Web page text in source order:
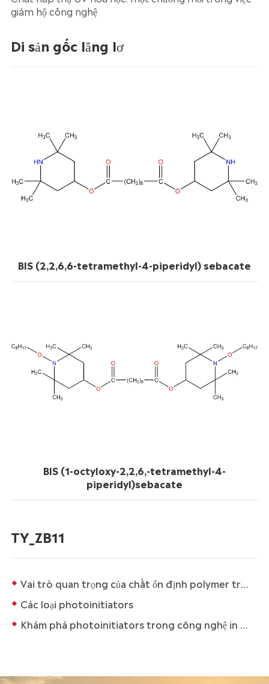
giám hộ công nghệ
Di sản gốc lẳng lơ
BIS (2,2,6,6-tetramethyl-4-piperidyl) sebacate
BIS (1-octyloxy-2,2,6,-tetramethyl-4-
piperidyl)sebacate
TY_ZB11
Vai trò quan trọng của chất ổn định polymer trong bảng mạch
Các loại photoinitiators
Khám phá photoinitiators trong công nghệ in 3D tiên tiến